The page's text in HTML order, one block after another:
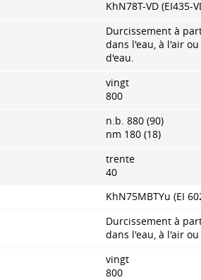
KhN78T-VD (EI435-
Durcissement à
dans l'eau, à l'air
d'eau.
vingt
800
n.b. 880 (90)
nm 180 (18)
trente
40
KhN75MBTYu (EI
Durcissement à
dans l'eau, à l'air
vingt
800